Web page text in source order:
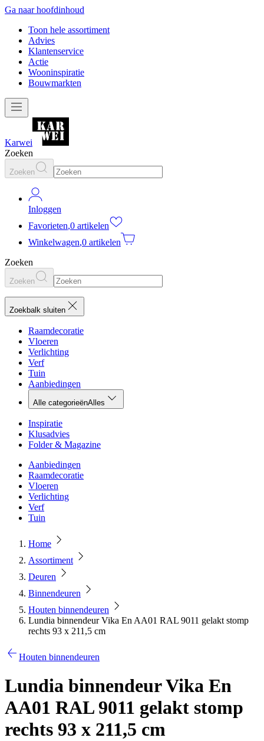
Ga naar hoofdinhoud
Toon hele assortiment
Advies
Klantenservice
Actie
Wooninspiratie
Bouwmarkten
Karwei
Zoeken
Zoeken
Inloggen
Favorieten,0 artikelen
Winkelwagen,0 artikelen
Zoeken
Zoeken
Zoekbalk sluiten
Raamdecoratie
Vloeren
Verlichting
Verf
Tuin
Aanbiedingen
Alle categorieënAlles
Inspiratie
Klusadvies
Folder & Magazine
Aanbiedingen
Raamdecoratie
Vloeren
Verlichting
Verf
Tuin
Home
Assortiment
Deuren
Binnendeuren
Houten binnendeuren
Lundia binnendeur Vika En AA01 RAL 9011 gelakt stomp
rechts 93 x 211,5 cm
Houten binnendeuren
Lundia binnendeur Vika En
AA01 RAL 9011 gelakt stomp
rechts 93 x 211,5 cm